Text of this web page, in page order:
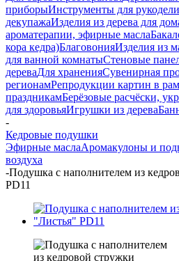
приборыИнструменты для
декупажаИзделия из дерева для
ароматерапии, эфирные масла
кора кедра)БлаговонияИзделия из
для ванной комнатыСтеновые
дереваДля храненияСувенирная
регионамРепродукции картин в
праздникамБерёзовые расчёски,
для здоровьяИгрушки из дерева
-
Кедровые подушки
Эфирные маслаАромакулоны и
воздуха
-Подушка с наполнителем из
PD11